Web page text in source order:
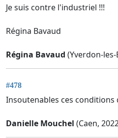
Je suis contre l'industriel !!!
Régina Bavaud
Régina Bavaud (Yverdon-
#478
Insoutenables ces
Danielle Mouchel (Caen,